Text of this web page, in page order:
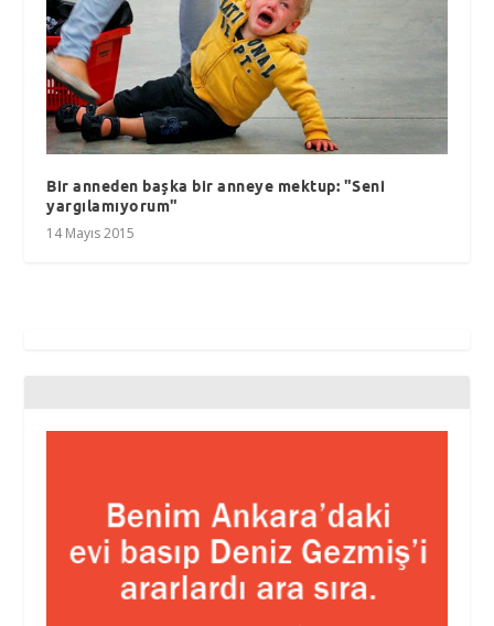
Bir anneden başka bir anneye mektup: "Seni
yargılamıyorum"
14 Mayıs 2015